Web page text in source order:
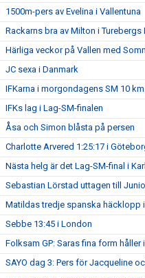
1500m-pers av Evelina i Vallentuna
Rackarns bra av Milton i Turebergs
Härliga veckor på Vallen med
JC sexa i Danmark
IFKarna i morgondagens SM 10 km
IFKs lag i Lag-SM-finalen
Åsa och Simon blåsta på persen
Charlotte Arvered 1:25:17 i
Nästa helg är det Lag-SM-final i
Sebastian Lörstad uttagen till
Matildas tredje spanska häcklopp
Sebbe 13:45 i London
Folksam GP: Saras fina form håller
SAYO dag 3: Pers för Jacqueline